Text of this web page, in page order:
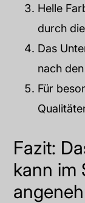
Helle
durch
Das
nach
Für
Fazit:
kann im